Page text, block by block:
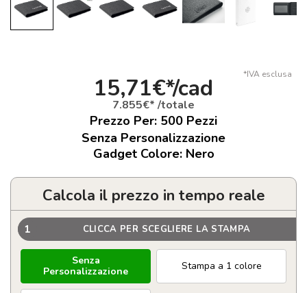
*IVA esclusa
15,71€*/cad
7.855€* /totale
Prezzo Per: 500 Pezzi
Senza Personalizzazione
Gadget Colore: Nero
Calcola il prezzo in tempo reale
1 CLICCA PER SCEGLIERE LA STAMPA
Senza
Personalizzazione
Stampa a 1 colore